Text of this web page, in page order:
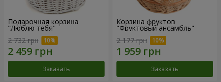
Подарочная корзина
"Люблю тебя"
2 732 грн
Заказать
Корзина фруктов
"Фруктовый ансамбль"
2 177 грн
Заказать